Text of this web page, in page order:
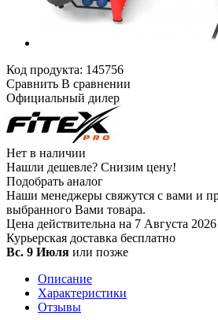
Код продукта: 145756
Сравнить В сравнении
Официальный дилер
Нет в наличии
Нашли дешевле? Снизим цену!
Подобрать аналог
Наши менеджеры свяжутся с вами и
выбранного Вами товара.
Цена действительна на 7 Августа 2026
Курьерская доставка бесплатно
Вс. 9 Июля или позже
Описание
Характеристики
Отзывы